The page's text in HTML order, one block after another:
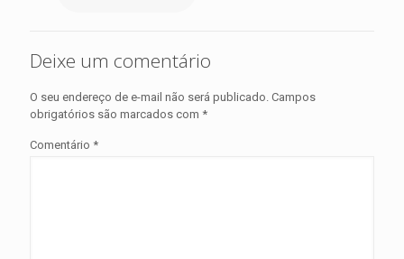
Deixe um comentário
O seu endereço de e-mail não será publicado. Campos
obrigatórios são marcados com *
Comentário *